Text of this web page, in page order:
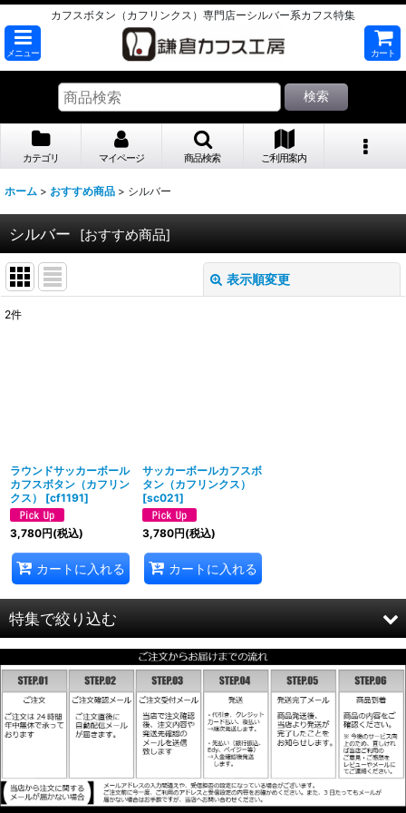
カフスボタン（カフリンクス）専門店ーシルバー系カフス特集
メニュー カート
検索
カテゴリ マイページ 商品検索 ご利用案内
ホーム > おすすめ商品 > シルバー
シルバー [おすすめ商品]
表示順変更
2件
ラウンドサッカーボール
カフスボタン（カフリン
クス）
[cf1191]
3,780円(税込)
カートに入れる
サッカーボールカフスボ
タン（カフリンクス）
[sc021]
3,780円(税込)
カートに入れる
特集で絞り込む
ホワイト＆クリアー
レッド
イエロー